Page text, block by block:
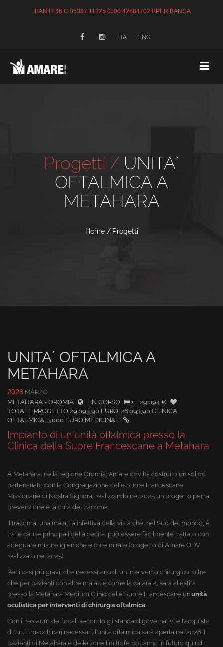
IBAN IT 86 C 05387 11225 0000 42684702 BPER BANCA
ITA ENG
Progetti / UNITA´
OFTALMICA A
METAHARA
Home/ Progetti
UNITA´ OFTALMICA A
METAHARA
2026 MARZO
METAHARA - OROMIA
IN CORSO
29.094 €
TOTALE PROGETTO 29.093,90 EURO: 26.093,90 CLINICA
OFTALMICA, 3.000 EURO MEDICINALI
Impianto di un'unità oftalmica presso la
Clinica della Suore Francescane a Metahara
A Metahara, nella regione Oromia, Amare odv ha costruito un solido
partenariato con la Congregazione delle Suore Francescane
Missionarie di Nostra Signora, realizzando nel 2025 un progetto per la
prevenzione e la cura del tracoma.
Il tracoma, una malattia infettiva della vista che, nel Sud del mondo, è
tra le cause principali della cecità, può essere facilmente trattato con
adeguate misure igieniche e cure mirate (progetto di Amare ODV
realizzato nel 2025).
Per i casi più gravi, che necessitano di un intervento chirurgico, oltre
che per pazienti con altre malattie come la catarata, sarà allestita
presso la Metahara Medium Clinic delle Suore Francescane un'unità
oculistica per interventi di chirurgia oftalmica.
Con il restauro dei locali secondo gli standard governativi e l'acquisto
di tutti i macchinari necessari, l'unità oftalmica sarà aperta nel 2026. I
pazienti di Metahara e delle zone limitrofe potranno in futuro quindi